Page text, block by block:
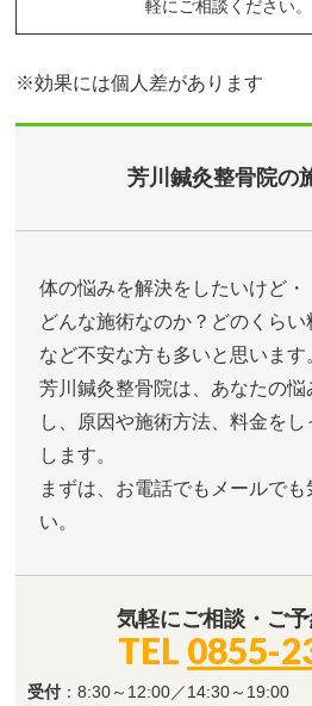
軽にご相談ください。
※効果には個人差があります
芳川鍼灸整骨院の
体の悩みを解決をしたいけど・
どんな施術なのか？どのくらい
など不安な方も多いと思います
芳川鍼灸整骨院は、あなたの悩
し、原因や施術方法、料金を
します。
まずは、お電話でもメールで
い。
気軽にご相談・ご
TEL 0855-
受付 ：8:30～12:00／14:30～19:00